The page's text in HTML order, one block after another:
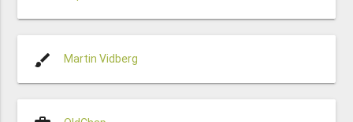
brush Martin Vidberg